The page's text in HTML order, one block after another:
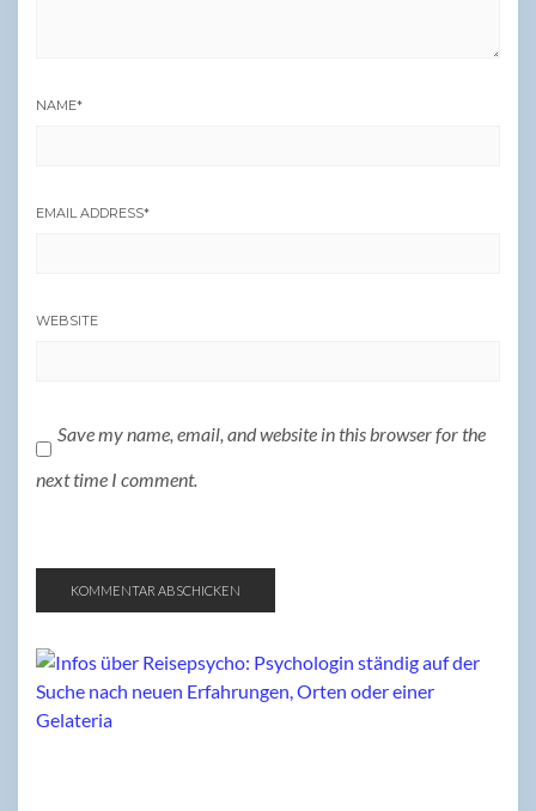
NAME*
EMAIL ADDRESS*
WEBSITE
Save my name, email, and website in this browser for the
next time I comment.